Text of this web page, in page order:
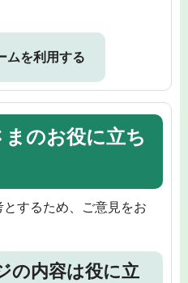
ムを利用する
のお役に立ち
するため、ご意見をお
の内容は役に立